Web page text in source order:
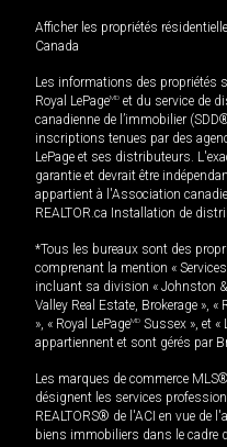
Afficher les propriétés
Canada
Les informations des propriétés
Royal LePageMD et du service de
canadienne de l’immobilier
inscriptions tenues par des
LePage et ses distributeurs.
garantie et devrait être
appartient à l'Association
REALTOR.ca Installation de
*Tous les bureaux sont des
comprenant la mention «
incluant sa division « Johnston &
Valley Real Estate, Brokerage », «
», « Royal LePageMD Sussex », et
appartiennent et sont gérés par
Les marques de commerce
désignent les services
REALTORS® de l'ACI en vue de
biens immobiliers dans le cadre